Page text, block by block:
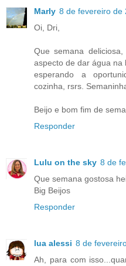
Marly 8 de fevereiro de
Oi, Dri,
Que semana
aspecto de dar água
esperando a
cozinha, rsrs.
Beijo e bom fim de
Responder
Lulu on the sky 8 de
Que semana gostosa
Big Beijos
Responder
lua alessi 8 de
Ah, para com